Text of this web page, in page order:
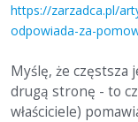
https://zarzadca.pl/
odpowiada-za-
Myślę, że częstsza
drugą stronę - to
właściciele)